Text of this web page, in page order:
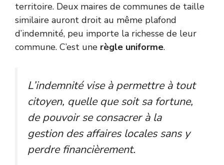
territoire. Deux maires de communes de taille
similaire auront droit au même plafond
d’indemnité, peu importe la richesse de leur
commune. C’est une règle uniforme.
L’indemnité vise à permettre à tout
citoyen, quelle que soit sa fortune,
de pouvoir se consacrer à la
gestion des affaires locales sans y
perdre financièrement.